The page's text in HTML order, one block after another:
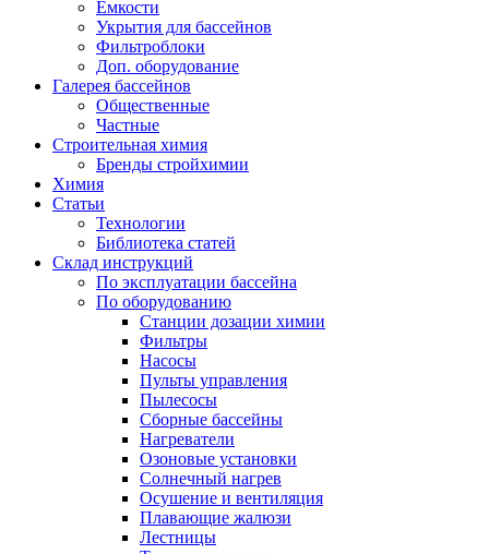
Емкости
Укрытия для бассейнов
Фильтроблоки
Доп. оборудование
Галерея бассейнов
Общественные
Частные
Строительная химия
Бренды стройхимии
Химия
Статьи
Технологии
Библиотека статей
Склад инструкций
По эксплуатации бассейна
По оборудованию
Станции дозации химии
Фильтры
Насосы
Пульты управления
Пылесосы
Сборные бассейны
Нагреватели
Озоновые установки
Солнечный нагрев
Осушение и вентиляция
Плавающие жалюзи
Лестницы